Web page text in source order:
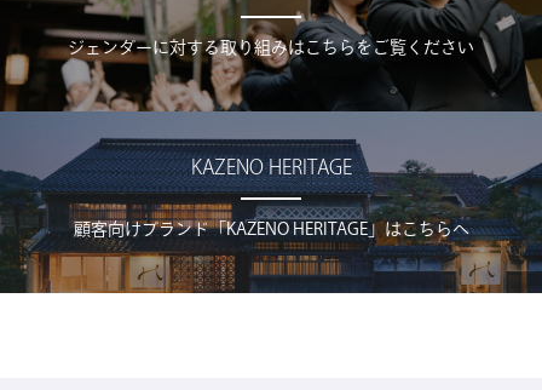
ジェンダーに対する取り組みはこちらをご覧ください
KAZENO HERITAGE
顧客向けブランド「KAZENO HERITAGE」はこちらへ